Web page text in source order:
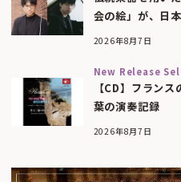
会の絵」が、日
2026年8月7日
New Release
【CD】フラン
葉の演奏記録
2026年8月7日